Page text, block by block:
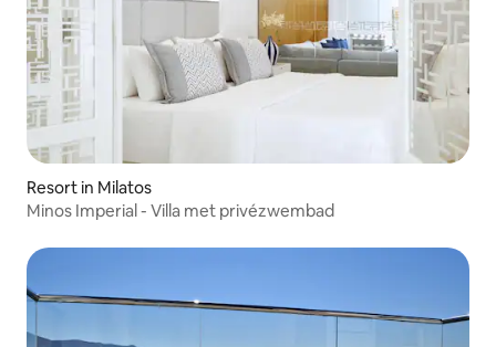
Resort in Milatos
Minos Imperial - Villa met privézwembad